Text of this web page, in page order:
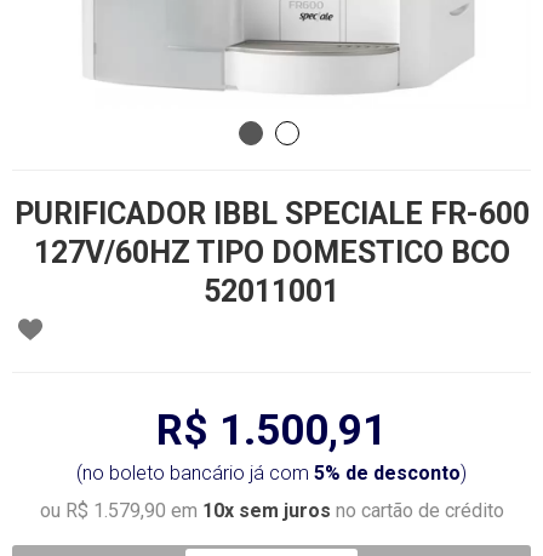
PURIFICADOR IBBL SPECIALE FR-600
127V/60HZ TIPO DOMESTICO BCO
52011001
R$ 1.500,91
(no boleto bancário já com 5% de desconto)
ou R$ 1.579,90 em 10x sem juros no cartão de crédito